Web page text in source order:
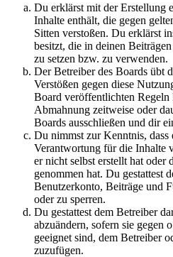
Du erklärst mit der Erstellung
Inhalte enthält, die gegen
Sitten verstoßen. Du erklärst
besitzt, die in deinen
zu setzen bzw. zu verwenden.
Der Betreiber des Boards übt
Verstößen gegen diese
Board veröffentlichten Regeln
Abmahnung zeitweise oder
Boards ausschließen und dir
Du nimmst zur Kenntnis, dass
Verantwortung für die Inhalte
er nicht selbst erstellt hat oder
genommen hat. Du gestattest
Benutzerkonto, Beiträge und
oder zu sperren.
Du gestattest dem Betreiber
abzuändern, sofern sie gegen
geeignet sind, dem Betreiber
zuzufügen.